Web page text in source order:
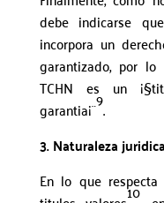
debe indicarse
incorpora un
garantizado, por
TCHN es un
garantia¡¨9.
3. Naturaleza
En lo que
10